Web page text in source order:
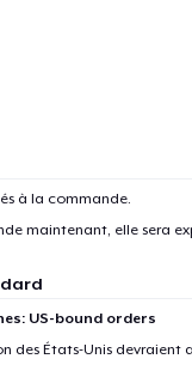
à la commande.
maintenant, elle sera
US-bound orders
des États-Unis devraient